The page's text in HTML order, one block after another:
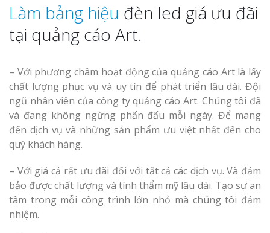
Làm bảng hiệu đèn led giá ưu đãi
tại quảng cáo Art.
– Với phương châm hoạt động của quảng cáo Art là lấy
chất lượng phục vụ và uy tín để phát triển lâu dài. Đội
ngũ nhân viên của công ty quảng cáo Art. Chúng tôi đã
và đang không ngừng phấn đấu mỗi ngày. Để mang
đến dịch vụ và những sản phẩm ưu việt nhất đến cho
quý khách hàng.
– Với giá cả rất ưu đãi đối với tất cả các dịch vụ. Và đảm
bảo được chất lượng và tính thẩm mỹ lâu dài. Tạo sự an
tâm trong mỗi công trình lớn nhỏ mà chúng tôi đảm
nhiệm.